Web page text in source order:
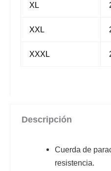
XL
XXL
XXXL
Descripción
Cuerda de
resistencia.